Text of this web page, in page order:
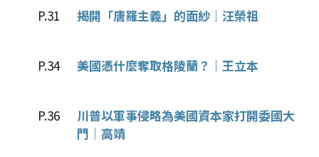
P.31 揭開「唐羅主義」的面紗│汪榮祖
P.34 美國憑什麼奪取格陵蘭？│王立本
P.36
川普以軍事侵略為美國資本家打開委國大
門│高靖